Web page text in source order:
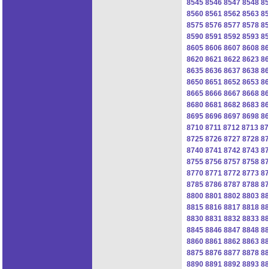
8545 8546 8547 8548
8560 8561 8562 8563
8575 8576 8577 8578
8590 8591 8592 8593
8605 8606 8607 8608
8620 8621 8622 8623
8635 8636 8637 8638
8650 8651 8652 8653
8665 8666 8667 8668
8680 8681 8682 8683
8695 8696 8697 8698
8710 8711 8712 8713
8725 8726 8727 8728
8740 8741 8742 8743
8755 8756 8757 8758
8770 8771 8772 8773
8785 8786 8787 8788
8800 8801 8802 8803
8815 8816 8817 8818
8830 8831 8832 8833
8845 8846 8847 8848
8860 8861 8862 8863
8875 8876 8877 8878
8890 8891 8892 8893